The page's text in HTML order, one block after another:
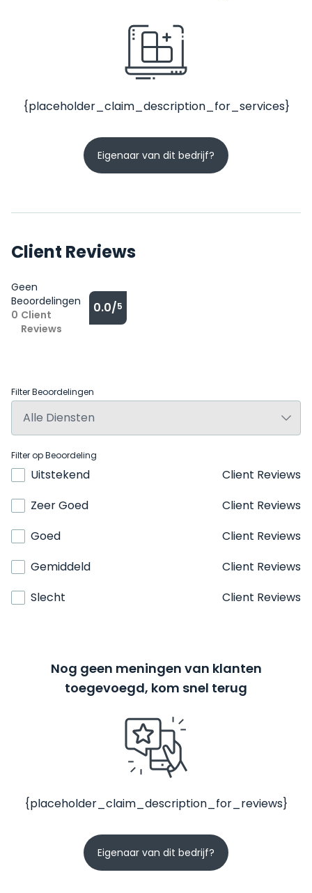
{placeholder_claim_description_for_services}
Eigenaar van dit bedrijf?
Client Reviews
Geen
Beoordelingen
0 Client
Reviews
0.0/5
Filter Beoordelingen
Filter op Beoordeling
Uitstekend
Client Reviews
Zeer Goed
Client Reviews
Goed
Client Reviews
Gemiddeld
Client Reviews
Slecht
Client Reviews
Nog geen meningen van klanten
toegevoegd, kom snel terug
{placeholder_claim_description_for_reviews}
Eigenaar van dit bedrijf?